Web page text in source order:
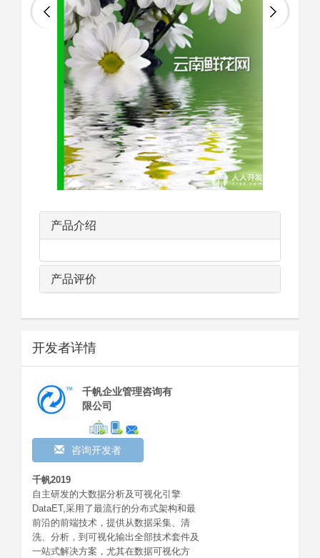
产品介绍
产品评价
开发者详情
千帆企业管理咨询有
限公司
咨询开发者
千帆2019
自主研发的大数据分析及可视化引擎
DataET,采用了最流行的分布式架构和最
前沿的前端技术，提供从数据采集、清
洗、分析，到可视化输出全部技术套件及
一站式解决方案，尤其在数据可视化方